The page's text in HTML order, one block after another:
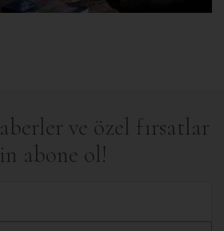
ve özel fırsatlar
abone ol!